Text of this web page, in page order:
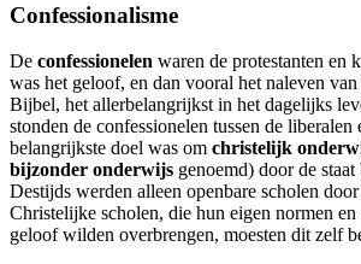
Confessionalisme
De confessionelen waren de protestanten en
was het geloof, en dan vooral het naleven
Bijbel, het allerbelangrijkst in het dagelijks
stonden de confessionelen tussen de
belangrijkste doel was om christelijk
bijzonder onderwijs genoemd) door de
Destijds werden alleen openbare scholen
Christelijke scholen, die hun eigen normen
geloof wilden overbrengen, moesten dit zelf